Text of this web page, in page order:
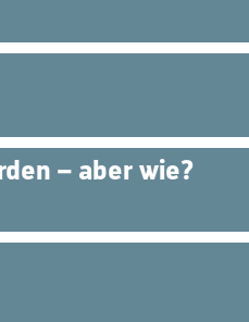
– aber wie?